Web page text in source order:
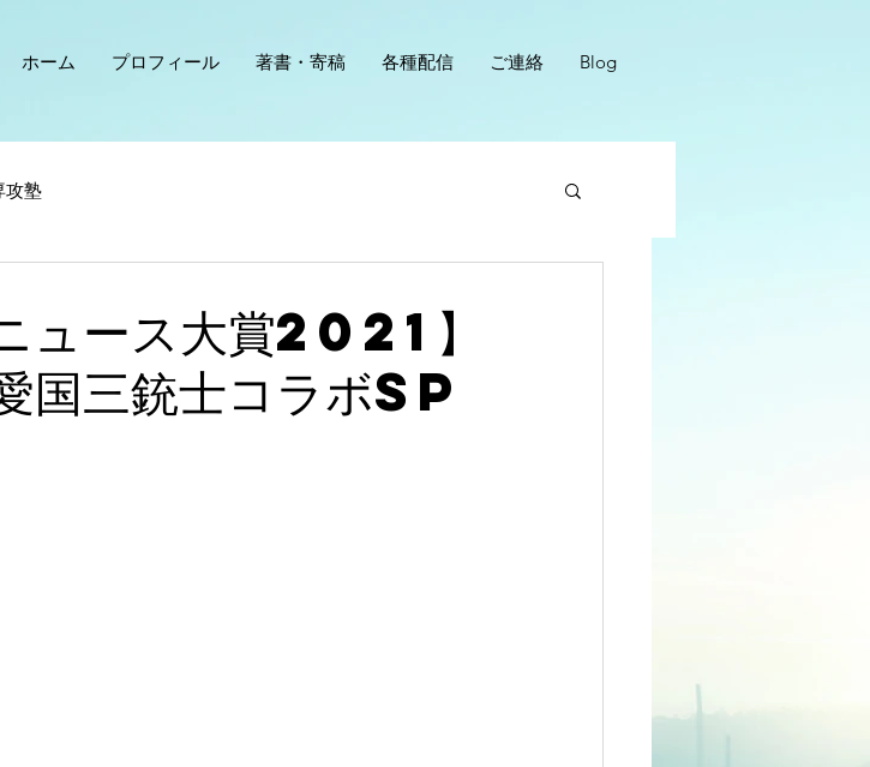
ホーム プロフィール 著書・寄稿 各種配信 ご連絡 Blog
攻塾
ュース大賞2021】
国三銃士コラボSP